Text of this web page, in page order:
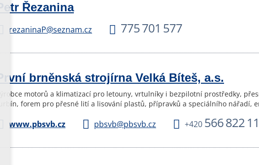
Petr Řezanina
rezaninaP@seznam.cz 775 701 577
První brněnská strojírna Velká Bíteš, a.s.
Výrobce motorů a klimatizací pro letouny, vrtulníky i bezpilotní prostředky,
turbín, forem pro přesné lití a lisování plastů, přípravků a speciálního nářadí,
www.pbsvb.cz pbsvb@pbsvb.cz +420 566 822